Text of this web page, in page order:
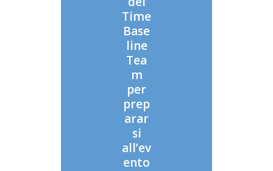
Time
Base
line
Tea
m
per
prep
arar
si
all’ev
ento